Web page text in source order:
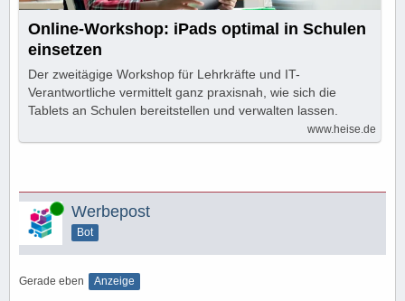
Online-Workshop: iPads optimal in Schulen
einsetzen
Der zweitägige Workshop für Lehrkräfte und IT-
Verantwortliche vermittelt ganz praxisnah, wie sich die
Tablets an Schulen bereitstellen und verwalten lassen.
www.heise.de
Online Werbepost
Bot
Gerade eben Anzeige